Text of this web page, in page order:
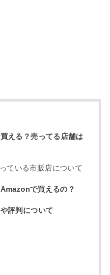
える？売ってる店舗は
ている市販店について
で買えるの？
評判について